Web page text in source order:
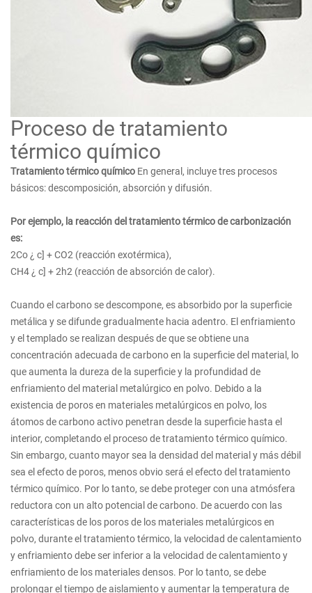
Proceso de tratamiento
térmico químico
Tratamiento térmico químico En general, incluye tres procesos
básicos: descomposición, absorción y difusión.
Por ejemplo, la reacción del tratamiento térmico de carbonización
es:
2Co ¿ c] + CO2 (reacción exotérmica),
CH4 ¿ c] + 2h2 (reacción de absorción de calor).
Cuando el carbono se descompone, es absorbido por la superficie
metálica y se difunde gradualmente hacia adentro. El enfriamiento
y el templado se realizan después de que se obtiene una
concentración adecuada de carbono en la superficie del material, lo
que aumenta la dureza de la superficie y la profundidad de
enfriamiento del material metalúrgico en polvo. Debido a la
existencia de poros en materiales metalúrgicos en polvo, los
átomos de carbono activo penetran desde la superficie hasta el
interior, completando el proceso de tratamiento térmico químico.
Sin embargo, cuanto mayor sea la densidad del material y más débil
sea el efecto de poros, menos obvio será el efecto del tratamiento
térmico químico. Por lo tanto, se debe proteger con una atmósfera
reductora con un alto potencial de carbono. De acuerdo con las
características de los poros de los materiales metalúrgicos en
polvo, durante el tratamiento térmico, la velocidad de calentamiento
y enfriamiento debe ser inferior a la velocidad de calentamiento y
enfriamiento de los materiales densos. Por lo tanto, se debe
prolongar el tiempo de aislamiento y aumentar la temperatura de